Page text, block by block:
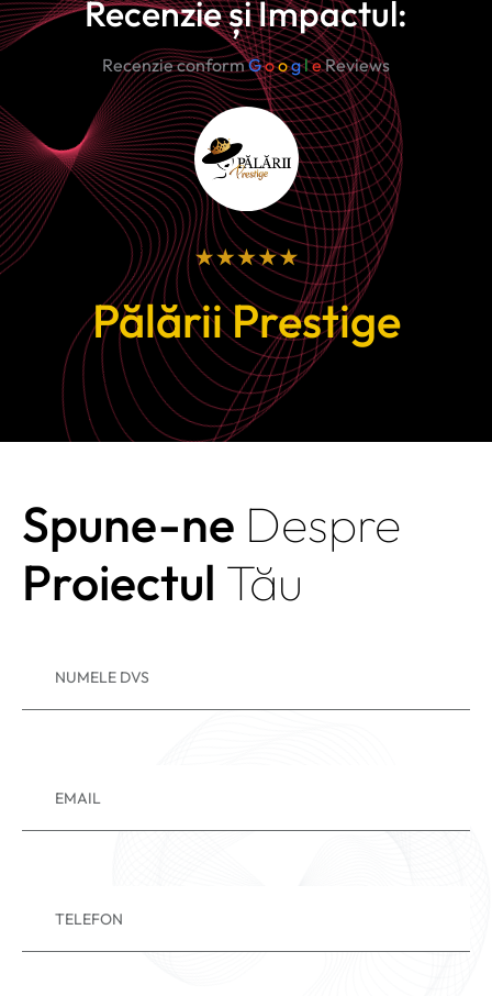
Recenzie și Impactul:
Recenzie conformGoogleReviews
Pălării Prestige
Spune-ne Despre
Proiectul Tău
NUMELE DVS
EMAIL
TELEFON